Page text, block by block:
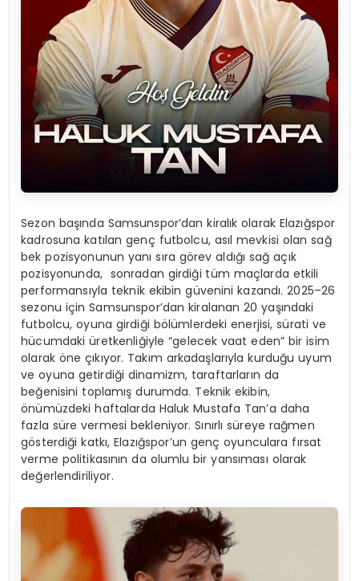
Sezon başında Samsunspor’dan kiralık olarak Elazığspor
kadrosuna katılan genç futbolcu, asıl mevkisi olan sağ
bek pozisyonunun yanı sıra görev aldığı sağ açık
pozisyonunda, sonradan girdiği tüm maçlarda etkili
performansıyla teknik ekibin güvenini kazandı. 2025–26
sezonu için Samsunspor’dan kiralanan 20 yaşındaki
futbolcu, oyuna girdiği bölümlerdeki enerjisi, sürati ve
hücumdaki üretkenliğiyle “gelecek vaat eden” bir isim
olarak öne çıkıyor. Takım arkadaşlarıyla kurduğu uyum
ve oyuna getirdiği dinamizm, taraftarların da
beğenisini toplamış durumda. Teknik ekibin,
önümüzdeki haftalarda Haluk Mustafa Tan’a daha
fazla süre vermesi bekleniyor. Sınırlı süreye rağmen
gösterdiği katkı, Elazığspor’un genç oyunculara fırsat
verme politikasının da olumlu bir yansıması olarak
değerlendiriliyor.